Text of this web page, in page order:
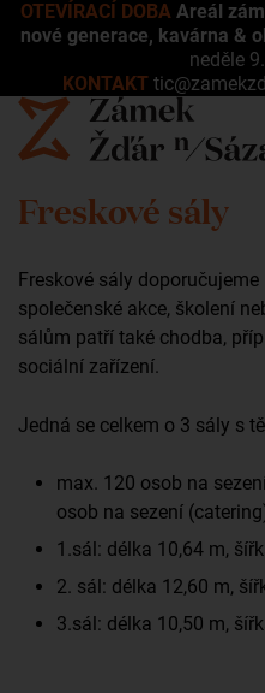
OTEVÍRACÍ DOBA Areál
nové generace, kavárna &
neděle
KONTAKT
Freskové sály
Freskové sály
společenské akce, školení
sálům patří také chodba,
sociální zařízení.
Jedná se celkem o 3 sály s
max. 120 osob na
osob na sezení
1.sál: délka 10,64 m,
2. sál: délka 12,60 m,
3.sál: délka 10,50 m,